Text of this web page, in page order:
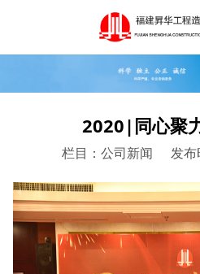
2020|同心聚
栏目：公司新闻 发